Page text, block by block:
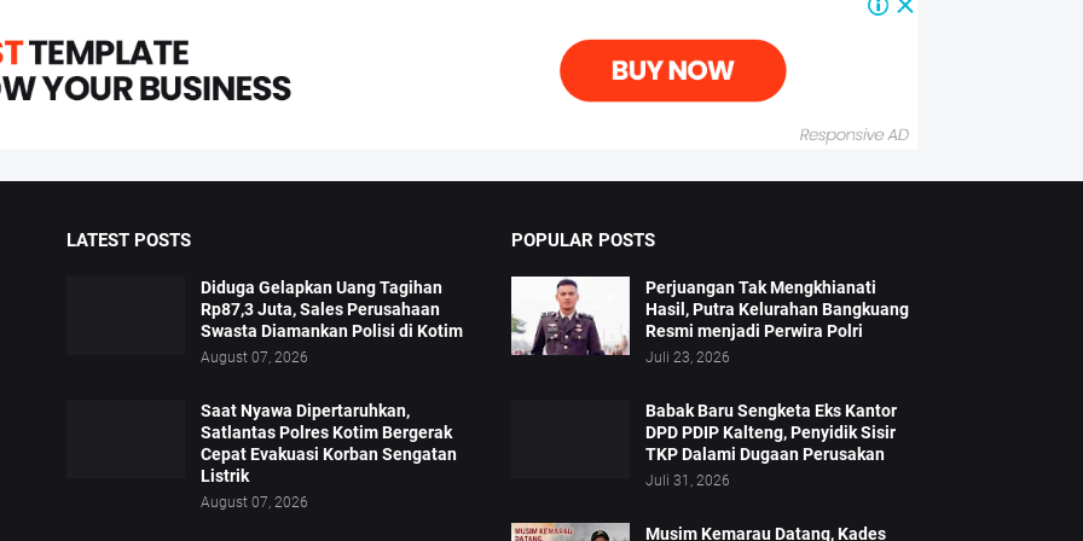
LATEST POSTS
Diduga Gelapkan Uang Tagihan
Rp87,3 Juta, Sales Perusahaan
Swasta Diamankan Polisi di Kotim
August 07, 2026
Saat Nyawa Dipertaruhkan,
Satlantas Polres Kotim Bergerak
Cepat Evakuasi Korban Sengatan
Listrik
August 07, 2026
POPULAR POSTS
Perjuangan Tak Mengkhianati
Hasil, Putra Kelurahan Bangkuang
Resmi menjadi Perwira Polri
Juli 23, 2026
Babak Baru Sengketa Eks Kantor
DPD PDIP Kalteng, Penyidik Sisir
TKP Dalami Dugaan Perusakan
Juli 31, 2026
Musim Kemarau Datang, Kades